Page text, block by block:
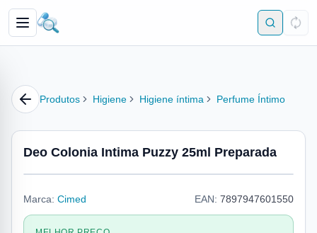
Produtos Higiene Higiene íntima Perfume Íntimo
Deo Colonia Intima Puzzy 25ml Preparada
Marca: Cimed EAN: 7897947601550